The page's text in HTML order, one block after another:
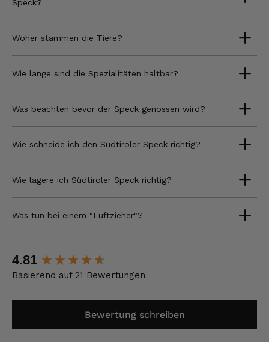
Speck?
Woher stammen die Tiere?
Wie lange sind die Spezialitäten haltbar?
Was beachten bevor der Speck genossen wird?
Wie schneide ich den Südtiroler Speck richtig?
Wie lagere ich Südtiroler Speck richtig?
Was tun bei einem "Luftzieher"?
4.81
Basierend auf 21 Bewertungen
Bewertung schreiben
New content loaded